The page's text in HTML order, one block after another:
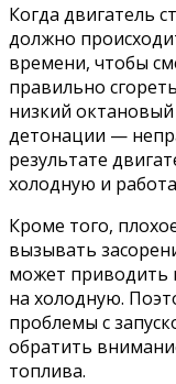
Когда двигатель
должно
времени, чтобы
правильно
низкий
детонации —
результате
холодную и
Кроме того,
вызывать
может приводить
на холодную.
проблемы с
обратить
топлива.